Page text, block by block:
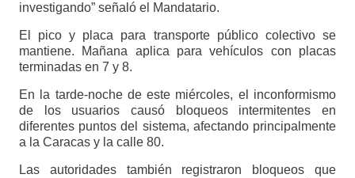
investigando” señaló el Mandatario.
El pico y placa para transporte público colectivo se
mantiene. Mañana aplica para vehículos con placas
terminadas en 7 y 8.
En la tarde-noche de este miércoles, el inconformismo
de los usuarios causó bloqueos intermitentes en
diferentes puntos del sistema, afectando principalmente
a la Caracas y la calle 80.
Las autoridades también registraron bloqueos que